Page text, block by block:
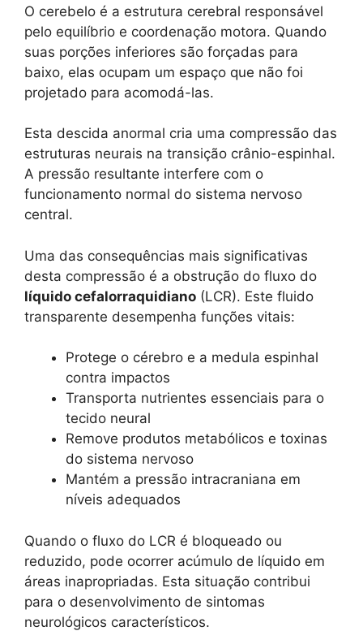
O cerebelo é a estrutura cerebral responsável
pelo equilíbrio e coordenação motora. Quando
suas porções inferiores são forçadas para
baixo, elas ocupam um espaço que não foi
projetado para acomodá-las.
Esta descida anormal cria uma compressão das
estruturas neurais na transição crânio-espinhal.
A pressão resultante interfere com o
funcionamento normal do sistema nervoso
central.
Uma das consequências mais significativas
desta compressão é a obstrução do fluxo do
líquido cefalorraquidiano (LCR). Este fluido
transparente desempenha funções vitais:
Protege o cérebro e a medula espinhal
contra impactos
Transporta nutrientes essenciais para o
tecido neural
Remove produtos metabólicos e toxinas
do sistema nervoso
Mantém a pressão intracraniana em
níveis adequados
Quando o fluxo do LCR é bloqueado ou
reduzido, pode ocorrer acúmulo de líquido em
áreas inapropriadas. Esta situação contribui
para o desenvolvimento de sintomas
neurológicos característicos.